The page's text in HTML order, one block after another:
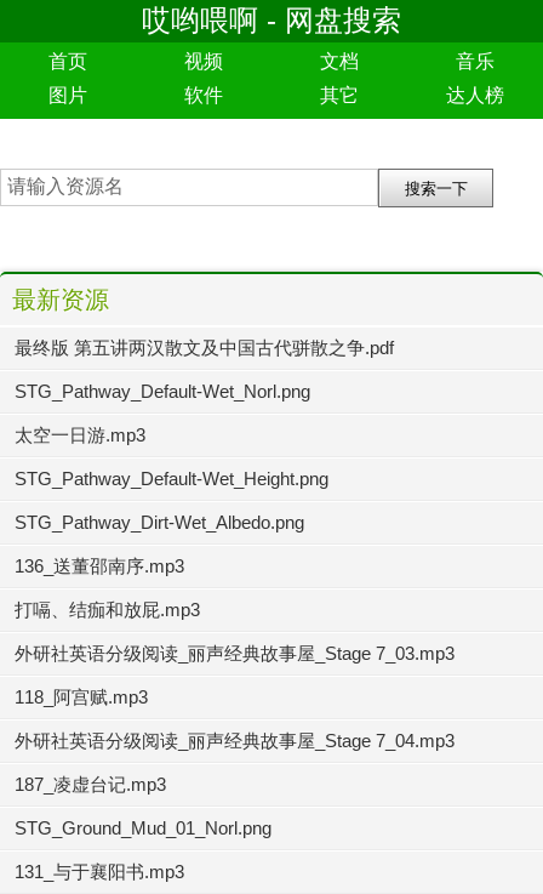
哎哟喂啊 - 网盘搜索
首页 视频 文档
音乐
图片
软件 其它 达人榜
最新资源
最终版 第五讲两汉散文及中国古代骈散之争.pdf
STG_Pathway_Default-Wet_Norl.png
太空一日游.mp3
STG_Pathway_Default-Wet_Height.png
STG_Pathway_Dirt-Wet_Albedo.png
136_送董邵南序.mp3
打嗝、结痂和放屁.mp3
外研社英语分级阅读_丽声经典故事屋_Stage 7_03.mp3
118_阿宫赋.mp3
外研社英语分级阅读_丽声经典故事屋_Stage 7_04.mp3
187_凌虚台记.mp3
STG_Ground_Mud_01_Norl.png
131_与于襄阳书.mp3